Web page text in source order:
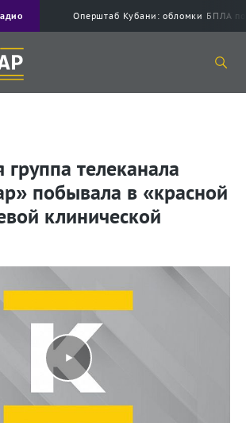
Оперштаб Кубани: обломки БПЛА
телеканала
побывала в «красной
клинической